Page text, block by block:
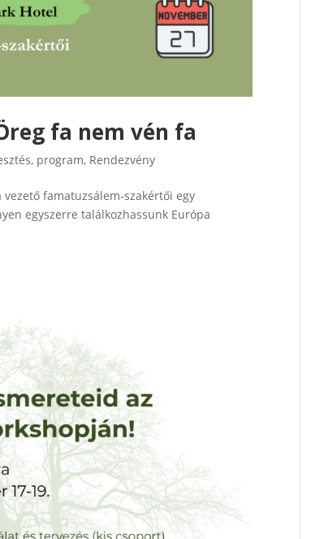
fa nem vén fa
, program, Rendezvény
vezető famatuzsálem-szakértői egy
egyszerre találkozhassunk Európa